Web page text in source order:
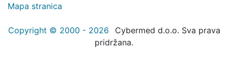
Mapa stranica
Copyright © 2000 - 2026
Cybermed d.o.o. Sva prava
pridržana.